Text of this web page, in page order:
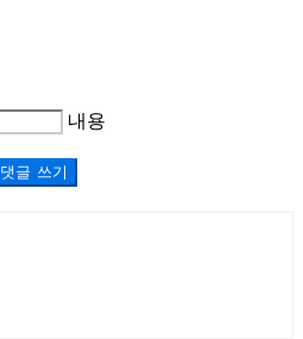
내용
댓글 쓰기